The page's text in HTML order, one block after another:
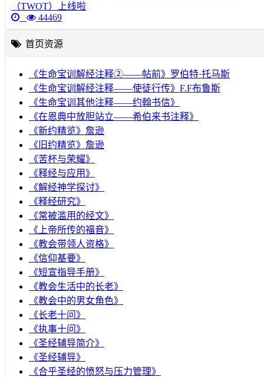
（TWOT）上线啦
44469
首页资源
《生命宝训解经注释②——帖前》罗伯特·托马斯
《生命宝训解经注释——使徒行传》F.F布鲁斯
《生命宝训其他注释——约翰书信》
《在恩典中放胆站立——希伯来书注释》
《新约精览》詹逊
《旧约精览》詹逊
《苦杯与荣耀》
《释经与应用》
《解经神学探讨》
《释经研究》
《常被滥用的经文》
《上帝所传的福音》
《教会带领人资格》
《信仰基要》
《短宣指导手册》
《教会生活中的长老》
《教会中的男女角色》
《长老十问》
《执事十问》
《圣经辅导简介》
《圣经辅导》
​《合乎圣经的愤怒与压力管理》